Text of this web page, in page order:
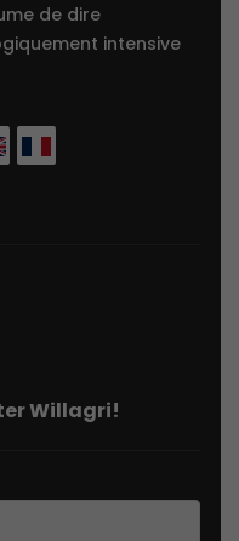
de dire
intensive
Willagri!